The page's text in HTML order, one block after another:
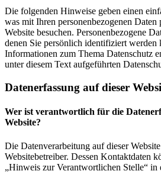
Die folgenden Hinweise geben einen
was mit Ihren personenbezogenen Daten
Website besuchen. Personenbezogene
denen Sie persönlich identifiziert
Informationen zum Thema Datenschutz
unter diesem Text aufgeführten
Datenerfassung auf dieser
Wer ist verantwortlich für die
Website?
Die Datenverarbeitung auf dieser
Websitebetreiber. Dessen Kontaktdaten
„Hinweis zur Verantwortlichen Stelle“ in